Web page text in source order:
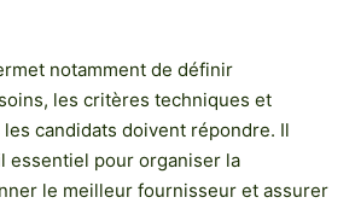
notamment de définir
les critères techniques et
candidats doivent répondre. Il
essentiel pour organiser la
le meilleur fournisseur et assurer